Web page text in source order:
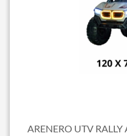
ARENERO UTV RALLY